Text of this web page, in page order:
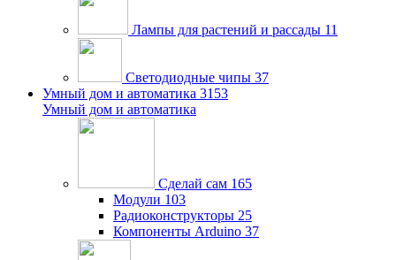
Лампы для растений и рассады 11
Светодиодные чипы 37
Умный дом и автоматика 3153
Умный дом и автоматика
Сделай сам 165
Модули 103
Радиоконструкторы 25
Компоненты Arduino 37